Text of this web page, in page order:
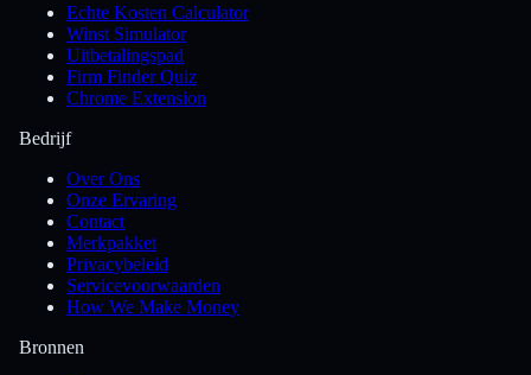
Echte Kosten Calculator
Winst Simulator
Uitbetalingspad
Firm Finder Quiz
Chrome Extension
Bedrijf
Over Ons
Onze Ervaring
Contact
Merkpakket
Privacybeleid
Servicevoorwaarden
How We Make Money
Bronnen